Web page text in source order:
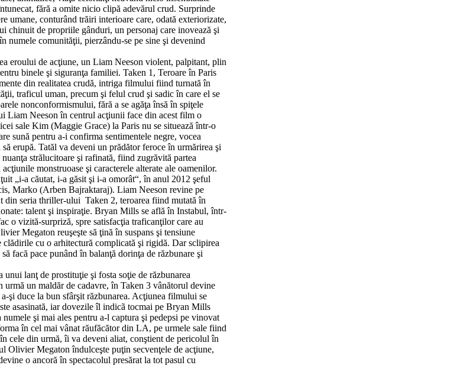
fără a omite nicio clipă adevărul crud. Surprinde
umane, conturând trăiri interioare care, odată exteriorizate,
chinuit de propriile gânduri, un personaj care inovează şi
numele comunităţii, pierzându-se pe sine şi devenind
eroului de acţiune, un Liam Neeson violent, palpitant, plin
binele şi siguranţa familiei. Taken 1, Teroare în Paris
din realitatea crudă, intriga filmului fiind turnată în
traficul uman, precum şi felul crud şi sadic în care el se
nonconformismului, fără a se agăţa însă în spiţele
Liam Neeson în centrul acţiunii face din acest film o
sale Kim (Maggie Grace) la Paris nu se situează într-o
sună pentru a-i confirma sentimentele negre, vocea
erupă. Tatăl va deveni un prădător feroce în urmărirea şi
strălucitoare şi rafinată, fiind zugrăvită partea
monstruoase şi caracterele alterate ale oamenilor.
„i-a căutat, i-a găsit şi i-a omorât“, în anul 2012 şeful
Marko (Arben Bajraktaraj). Liam Neeson revine pe
din seria thriller-ului Taken 2, teroarea fiind mutată în
talent şi inspiraţie. Bryan Mills se află în Instabul, într-
o vizită-surpriză, spre satisfacţia traficanţilor care au
Megaton reuşeşte să ţină în suspans şi tensiune
cu o arhitectură complicată şi rigidă. Dar sclipirea
facă pace punând în balanţă dorinţa de răzbunare şi
lanţ de prostituţie şi fosta soţie de răzbunarea
un maldăr de cadavre, în Taken 3 vânătorul devine
şi duce la bun sfârşit răzbunarea. Acţiunea filmului se
asasinată, iar dovezile îl indicã tocmai pe Bryan Mills
şi mai ales pentru a-l captura şi pedepsi pe vinovat
în cel mai vânat răufăcător din LA, pe urmele sale fiind
cele din urmă, îi va deveni aliat, conştient de pericolul în
Olivier Megaton îndulceşte puţin secvenţele de acţiune,
o ancoră în spectacolul presărat la tot pasul cu